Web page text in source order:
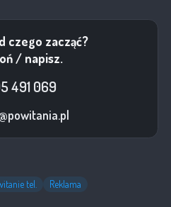
czego zacząć?
/ napisz.
491 069
tel.
Reklama